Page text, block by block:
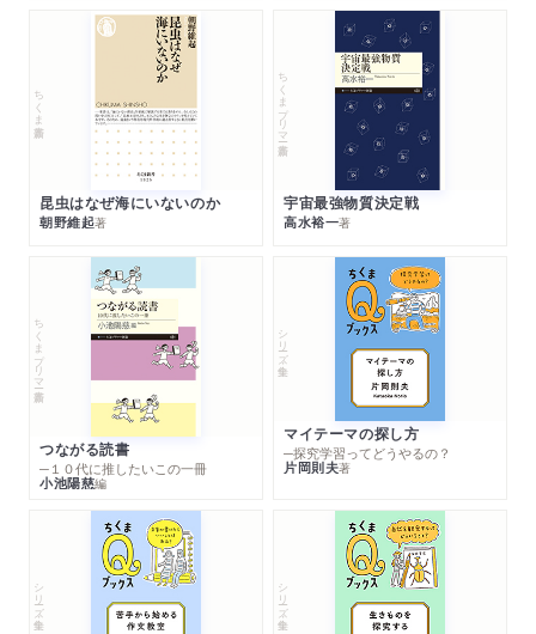
ちくま新書
昆虫はなぜ海にいないのか
朝野維起著
ちくまプリマー新書
宇宙最強物質決定戦
高水裕一著
ちくまプリマー新書
つながる読書
─１０代に推したいこの一冊
小池陽慈編
シリーズ・全集
マイテーマの探し方
─探究学習ってどうやるの？
片岡則夫著
シリーズ・全集 シリーズ・全集